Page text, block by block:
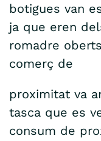
botigues van
ja que eren
romadre
comerç de
proximitat va
tasca que es
consum de